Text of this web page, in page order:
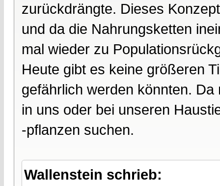
zurückdrängte. Dieses
und da die Nahrungsketten
mal wieder zu
Heute gibt es keine größeren
gefährlich werden könnten.
in uns oder bei unseren
-pflanzen suchen.
Wallenstein schrieb: